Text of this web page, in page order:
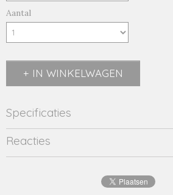
Aantal
IN WINKELWAGEN
Specificaties
Productcode
2677-15298
Productcode leverancier
Reacties